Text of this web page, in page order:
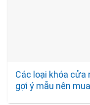
Các loại khóa cửa
gợi ý mẫu nên mua